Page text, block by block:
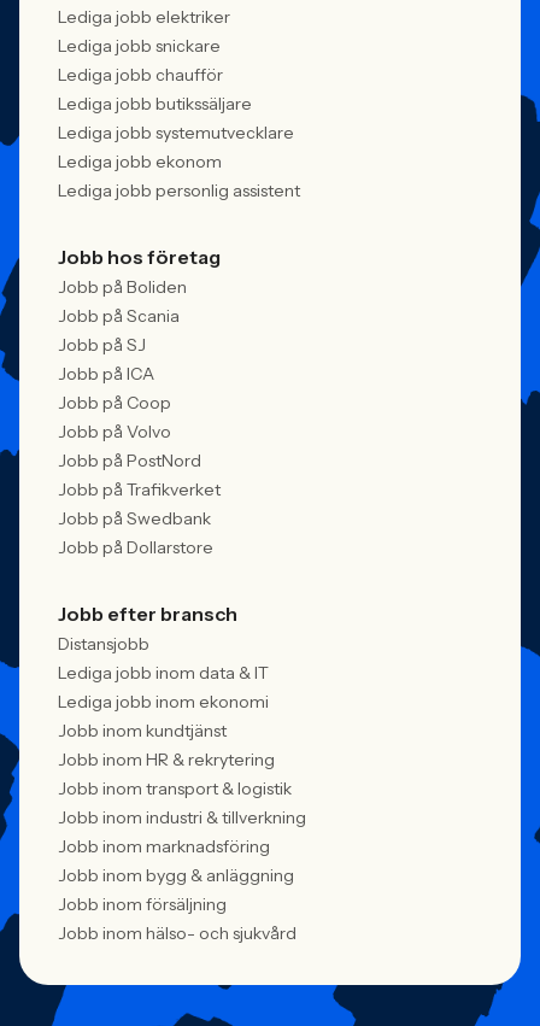
Lediga jobb elektriker
Lediga jobb snickare
Lediga jobb chaufför
Lediga jobb butikssäljare
Lediga jobb systemutvecklare
Lediga jobb ekonom
Lediga jobb personlig assistent
Jobb hos företag
Jobb på Boliden
Jobb på Scania
Jobb på SJ
Jobb på ICA
Jobb på Coop
Jobb på Volvo
Jobb på PostNord
Jobb på Trafikverket
Jobb på Swedbank
Jobb på Dollarstore
Jobb efter bransch
Distansjobb
Lediga jobb inom data & IT
Lediga jobb inom ekonomi
Jobb inom kundtjänst
Jobb inom HR & rekrytering
Jobb inom transport & logistik
Jobb inom industri & tillverkning
Jobb inom marknadsföring
Jobb inom bygg & anläggning
Jobb inom försäljning
Jobb inom hälso- och sjukvård